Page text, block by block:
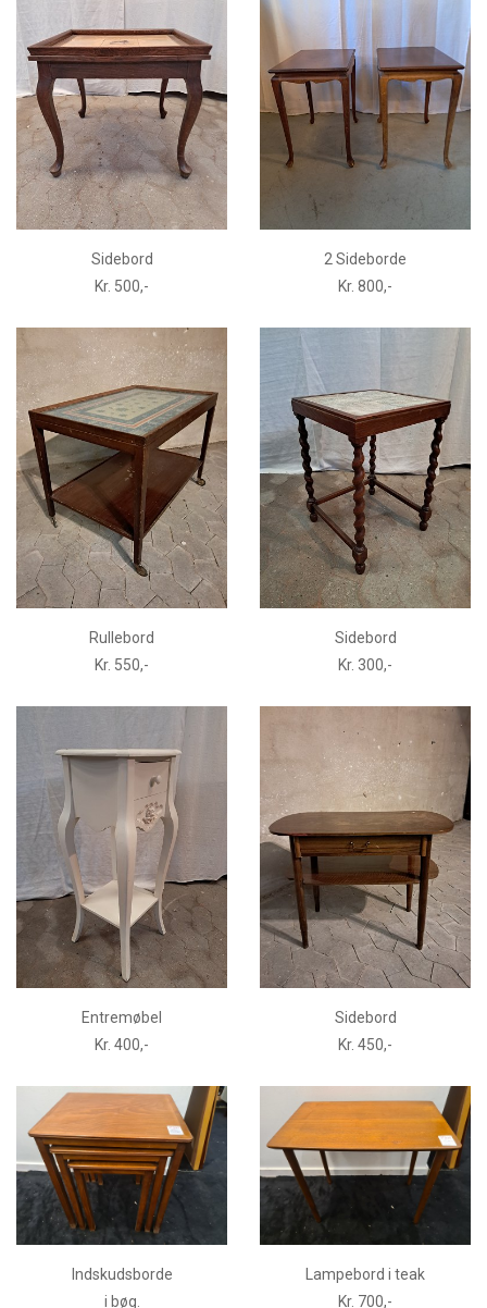
Sidebord
Kr. 500,-
2 Sideborde
Kr. 800,-
Rullebord
Kr. 550,-
Sidebord
Kr. 300,-
Entremøbel
Kr. 400,-
Sidebord
Kr. 450,-
Indskudsborde
i bøg.
Lampebord i teak
Kr. 700,-